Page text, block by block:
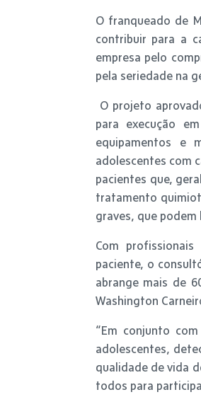
O franqueado de
contribuir para a
empresa pelo
pela seriedade na
O projeto
para execução
equipamentos e
adolescentes com
pacientes que,
tratamento
graves, que podem
Com
paciente, o
abrange mais de
Washington
“Em conjunto
adolescentes,
qualidade de vida
todos para